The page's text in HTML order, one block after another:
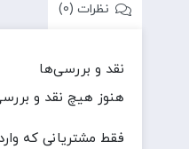
نظرات (0)
نقد و بررسی‌ها
هنوز هیچ نقد و
فقط مشتریانی که